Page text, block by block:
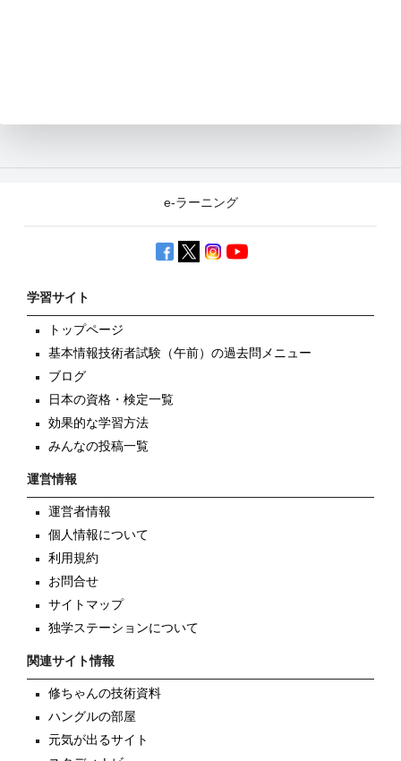
e-ラーニング
学習サイト
トップページ
基本情報技術者試験（午前）の過去問メニュー
ブログ
日本の資格・検定一覧
効果的な学習方法
みんなの投稿一覧
運営情報
運営者情報
個人情報について
利用規約
お問合せ
サイトマップ
独学ステーションについて
関連サイト情報
修ちゃんの技術資料
ハングルの部屋
元気が出るサイト